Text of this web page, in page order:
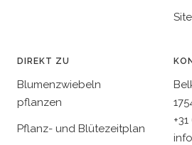
DIREKT ZU
Blumenzwiebeln
pflanzen
Pflanz- und Blütezeitplan